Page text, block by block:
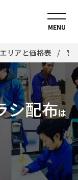
MENU
リアと価格表 富
シ配布は